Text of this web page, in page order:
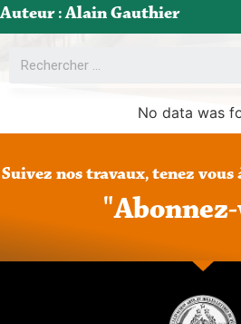
Auteur :Alain Gauthier
No data was
Suivez nos travaux, tenez vous
"Abonnez-